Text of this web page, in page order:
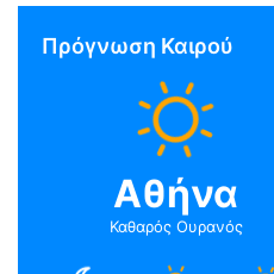
Πρόγνωση Καιρού
Αθήνα
Καθαρός Ουρανός